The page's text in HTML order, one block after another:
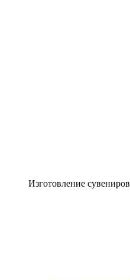
Изготовление сувениров